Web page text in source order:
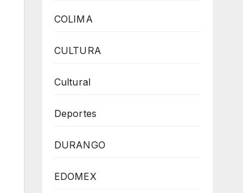
COLIMA
CULTURA
Cultural
Deportes
DURANGO
EDOMEX